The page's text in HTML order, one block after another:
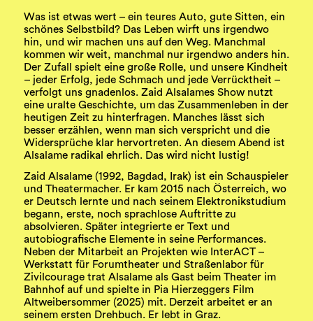
Was ist etwas wert – ein teures Auto, gute Sitten, ein
schönes Selbstbild? Das Leben wirft uns irgendwo
hin, und wir machen uns auf den Weg. Manchmal
kommen wir weit, manchmal nur irgendwo anders hin.
Der Zufall spielt eine große Rolle, und unsere Kindheit
– jeder Erfolg, jede Schmach und jede Verrücktheit –
verfolgt uns gnadenlos. Zaid Alsalames Show nutzt
eine uralte Geschichte, um das Zusammenleben in der
heutigen Zeit zu hinterfragen. Manches lässt sich
besser erzählen, wenn man sich verspricht und die
Widersprüche klar hervortreten. An diesem Abend ist
Alsalame radikal ehrlich. Das wird nicht lustig!
Zaid Alsalame (1992, Bagdad, Irak) ist ein Schauspieler
und Theatermacher. Er kam 2015 nach Österreich, wo
er Deutsch lernte und nach seinem Elektronikstudium
begann, erste, noch sprachlose Auftritte zu
absolvieren. Später integrierte er Text und
autobiografische Elemente in seine Performances.
Neben der Mitarbeit an Projekten wie InterACT –
Werkstatt für Forumtheater und Straßenlabor für
Zivilcourage trat Alsalame als Gast beim Theater im
Bahnhof auf und spielte in Pia Hierzeggers Film
Altweibersommer (2025) mit. Derzeit arbeitet er an
seinem ersten Drehbuch. Er lebt in Graz.